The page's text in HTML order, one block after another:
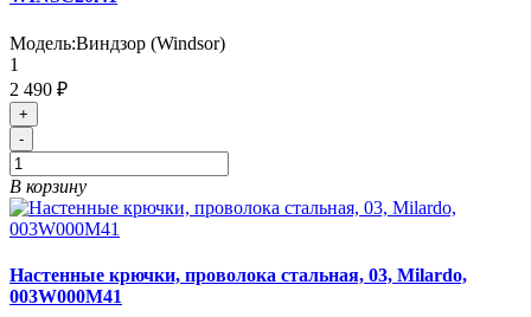
Модель:Виндзор (Windsor)
1
2 490 ₽
+
-
В корзину
Настенные крючки, проволока стальная, 03, Milardo,
003W000M41